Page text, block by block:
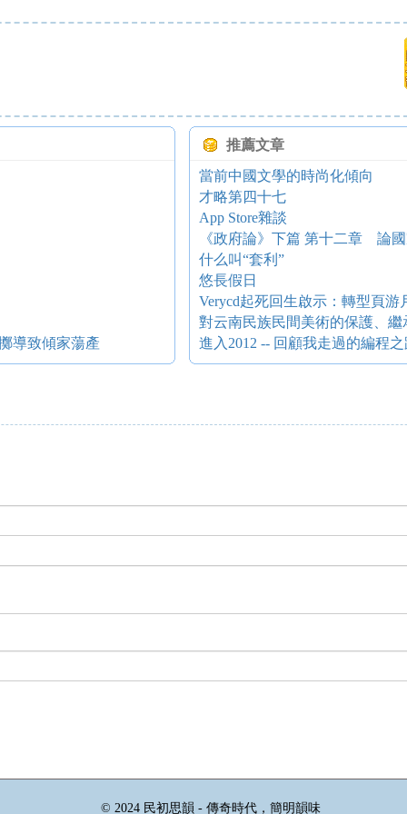
導致傾家蕩產
推薦文章
當前中國文學的時尚化傾向
才略第四十七
App Store雜談
《政府論》下篇 第十二章 論
什么叫“套利”
悠長假日
Verycd起死回生啟示：轉型頁游
對云南民族民間美術的保護、繼
進入2012 -- 回顧我走過的編程之
© 2024 民初思韻 - 傳奇時代，簡明韻味